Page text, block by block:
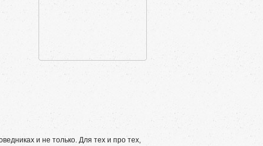
и не только. Для тех и про тех,